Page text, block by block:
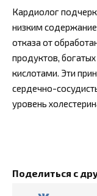
Кардиолог
низким
отказа от
продуктов,
кислотами. Эти
сердечно-
уровень
Поделиться с